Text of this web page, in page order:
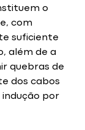
o
com
suficiente
além de a
quebras de
dos cabos
indução por